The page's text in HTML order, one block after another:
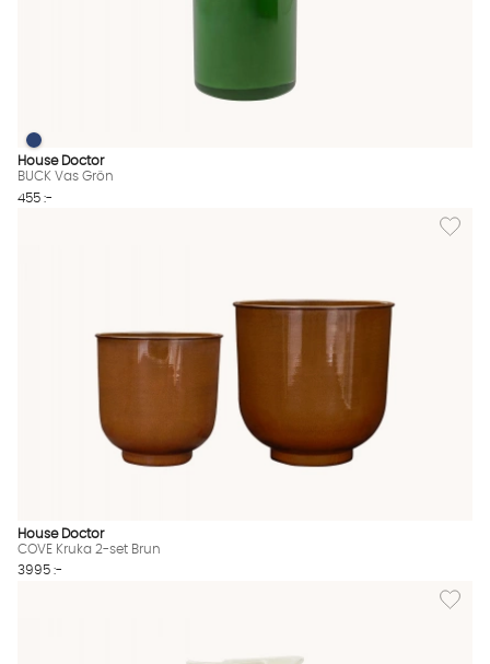
BUCK Vas Grön Finns även i dessa färger:
BUCK Vas Grön
House Doctor
BUCK Vas Grön
455 :-
Lägg
House Doctor
COVE Kruka 2-set Brun
3995 :-
Lägg